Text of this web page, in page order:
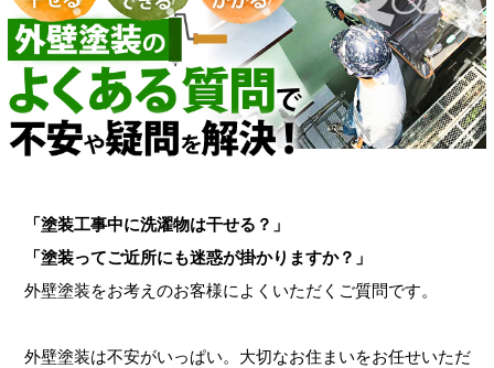
「塗装工事中に洗濯物は干せる？」
「塗装ってご近所にも迷惑が掛かりますか？」
外壁塗装をお考えのお客様によくいただくご質問です。
外壁塗装は不安がいっぱい。大切なお住まいをお任せいただ